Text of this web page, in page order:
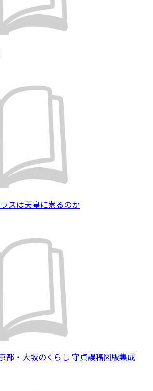
スは天皇に祟るのか
都・大坂のくらし 守貞謾稿図版集成